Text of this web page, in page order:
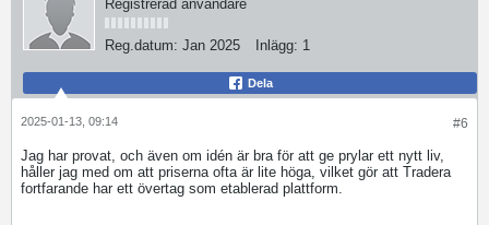
Registrerad användare
Reg.datum: Jan 2025 Inlägg: 1
Dela
#6
2025-01-13, 09:14
Jag har provat, och även om idén är bra för att ge prylar ett nytt liv,
håller jag med om att priserna ofta är lite höga, vilket gör att Tradera
fortfarande har ett övertag som etablerad plattform.